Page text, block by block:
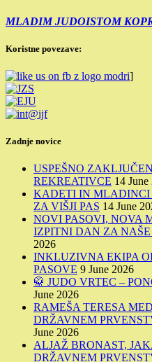
MLADIM JUDOISTOM
Koristne povezave:
]
Zadnje novice
USPEŠNO
REKREATIVCE 14 June
KADETI IN MLADINCI
ZA VIŠJI PAS 14 June
NOVI PASOVI, NOVA
IZPITNI DAN ZA
2026
INKLUZIVNA EKIPA
PASOVE 9 June 2026
🥋 JUDO VRTEC –
June 2026
RAMEŠA TERESA
DRŽAVNEM
June 2026
ALJAŽ BRONAST,
DRŽAVNEM